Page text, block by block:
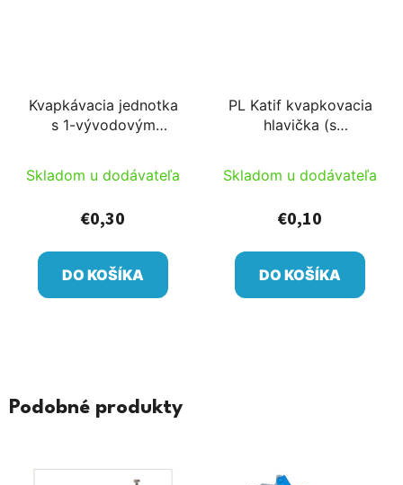
Kvapkávacia jednotka
s 1-vývodovým
cső fehér kétrétegű
Skladom u dodávateľa
€0,30
DO KOŠÍKA
PL Katif kvapkovacia
hlavička (s
Skladom u dodávateľa
€0,10
DO KOŠÍKA
Podobné produkty